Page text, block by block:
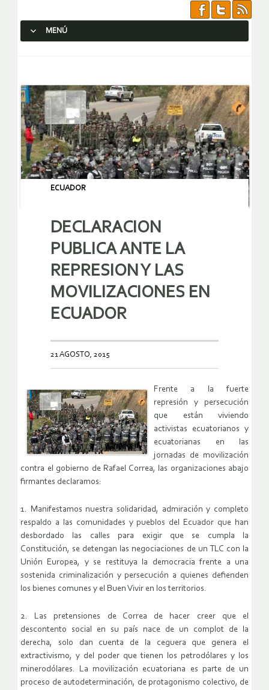
MENÚ
ECUADOR
DECLARACION
PUBLICA ANTE LA
REPRESION Y LAS
MOVILIZACIONES EN
ECUADOR
21 AGOSTO, 2015
Frente a la fuerte
represión y persecución
que están viviendo
activistas ecuatorianos y
ecuatorianas en las
jornadas de movilización
contra el gobierno de Rafael Correa, las organizaciones abajo
firmantes declaramos:
1. Manifestamos nuestra solidaridad, admiración y completo
respaldo a las comunidades y pueblos del Ecuador que han
desbordado las calles para exigir que se cumpla la
Constitución, se detengan las negociaciones de un TLC con la
Unión Europea, y se restituya la democracia frente a una
sostenida criminalización y persecución a quienes defienden
los bienes comunes y el Buen Vivir en los territorios.
2. Las pretensiones de Correa de hacer creer que el
descontento social en su país nace de un complot de la
derecha, solo dan cuenta de la ceguera que genera el
extractivismo, y del poder que tienen los petrodólares y los
minerodólares. La movilización ecuatoriana es parte de un
proceso de autodeterminación, de protagonismo colectivo, de